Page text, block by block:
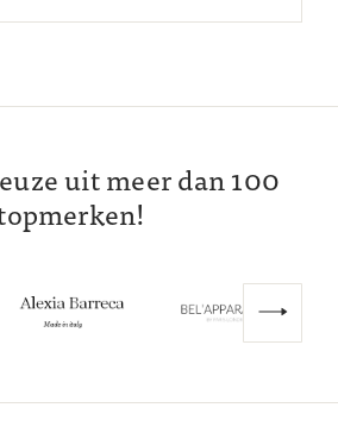
uit meer dan 100